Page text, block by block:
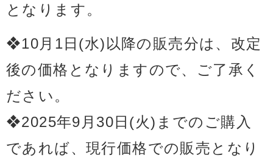
となります。
❖10月1日(水)以降の販売分は、改定
後の価格となりますので、ご了承く
ださい。
❖2025年9月30日(火)までのご購入
であれば、現行価格での販売となり